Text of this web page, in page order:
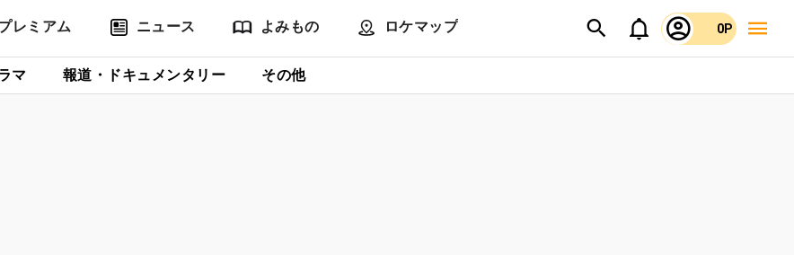
レミアム ニュース よみもの ロケマップ 0P
マ 報道・ドキュメンタリー その他